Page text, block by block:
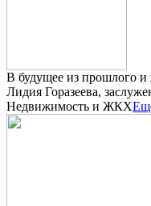
В будущее из прошлого и
Лидия Горазеева,
Недвижимость и ЖКХ